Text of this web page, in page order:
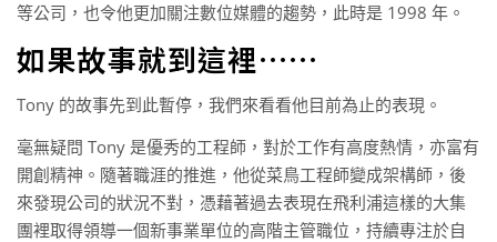
等公司，也令他更加關注數位媒體的趨勢，此時是 1998 年。
如果故事就到這裡⋯⋯
Tony 的故事先到此暫停，我們來看看他目前為止的表現。
毫無疑問 Tony 是優秀的工程師，對於工作有高度熱情，亦富有
開創精神。隨著職涯的推進，他從菜鳥工程師變成架構師，後
來發現公司的狀況不對，憑藉著過去表現在飛利浦這樣的大集
團裡取得領導一個新事業單位的高階主管職位，持續專注於自